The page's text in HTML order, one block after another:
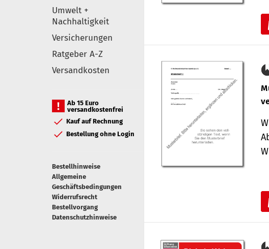
Umwelt +
Nachhaltigkeit
Versicherungen
Ratgeber A-Z
Versandkosten
Ab 15 Euro
versandkostenfrei
Kauf auf Rechnung
Bestellung ohne Login
Bestellhinweise
Allgemeine
Geschäftsbedingungen
Widerrufsrecht
Bestellvorgang
Datenschutzhinweise